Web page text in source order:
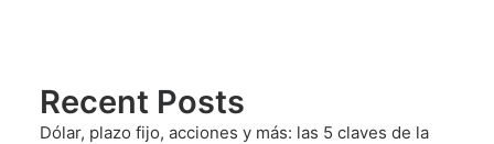
Recent Posts
Dólar, plazo fijo, acciones y más: las 5 claves de la